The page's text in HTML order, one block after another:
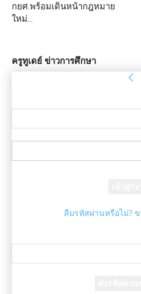
กยศ.พร้อมเดินหน้ากฎหมาย
ใหม่…
ครูทูเดย์ ข่าวการศึกษา
ลืมรหัสผ่านหรือไม่?